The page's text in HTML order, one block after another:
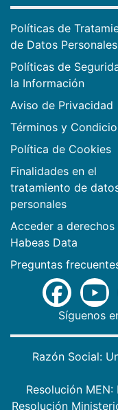
Políticas de
de Datos Personales
Políticas de
la Información
Aviso de Privacidad
Términos y
Política de Cookies
Finalidades en el
tratamiento de
personales
Acceder a derechos
Habeas Data
Preguntas
Síguenos
Razón Social:
Resolución
Resolución